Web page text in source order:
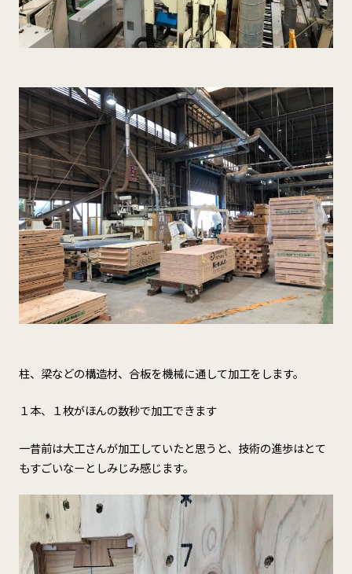
柱、梁などの構造材、合板を機械に通して加工をします。
１本、１枚がほんの数秒で加工できます
一昔前は大工さんが加工していたと思うと、技術の進歩はとて
もすごいなーとしみじみ感じます。